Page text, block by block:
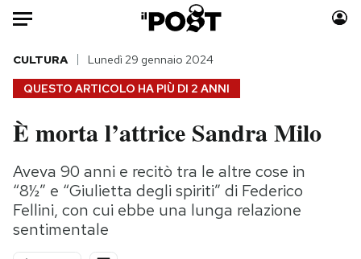
Auto
HOME
Italia
Politica
Tecnologia
Internet
Scienza
Moda
Consumismi
Storie/Idee
QUESTO ARTICOLO HA PIÙ DI 2 ANNI
CULTURA Lunedì 29 gennaio 2024
È morta l’attrice Sandra Milo
Aveva 90 anni e recitò tra le altre cose in
“8½” e “Giulietta degli spiriti” di Federico
Fellini, con cui ebbe una lunga relazione
sentimentale